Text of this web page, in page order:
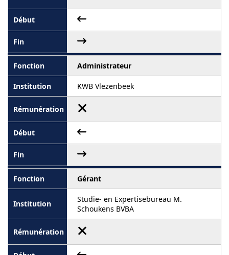
Administrateur
KWB Vlezenbeek
Gérant
Studie- en Expertisebureau M.
Schoukens BVBA